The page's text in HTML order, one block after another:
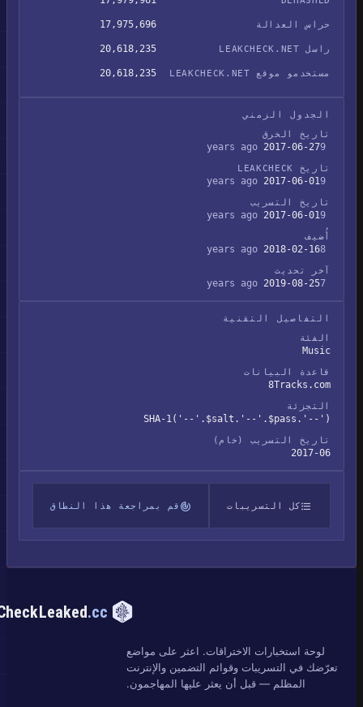
حراس العدالة 17,975,696
راسل LEAKCHECK.NET 20,618,235
مستخدمو موقع LEAKCHECK.NET 20,618,235
الجدول الزمني
تاريخ الخرق
2017-06-27
تاريخ LEAKCHECK
2017-06-01
تاريخ التسريب
2017-06-01
أُضيف
2018-02-16
آخر تحديث
2019-08-25
التفاصيل التقنية
الفئة
Music
قاعدة البيانات
8Tracks.com
التجزئة
SHA-1('--'.$salt.'--'.$pass.'--')
تاريخ التسريب (خام)
2017-06
كل التسريبات قم بمراجعة هذا النطاق
CheckLeaked.cc
لوحة استخبارات الاختراقات. اعثر على مواضع
تعرّضك في التسريبات وقوائم التضمين والإنترنت
المظلم — قبل أن يعثر عليها المهاجمون.